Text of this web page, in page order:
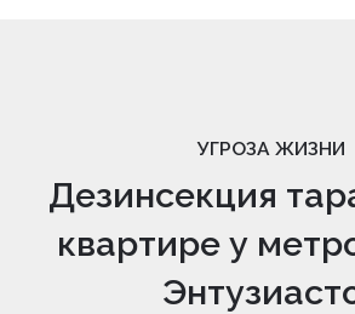
УГРОЗА ЖИЗНИ
Дезинсекция
квартире у